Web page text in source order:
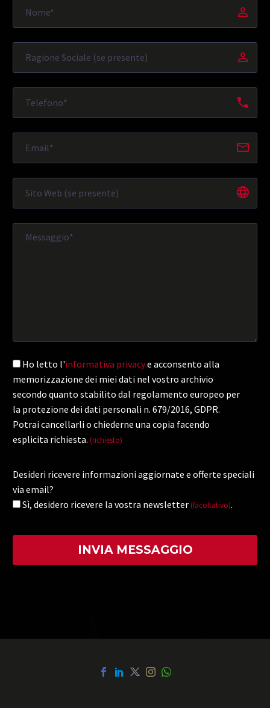
Ho letto l'informativa privacye acconsento alla
memorizzazione dei miei dati nel vostro archivio
secondo quanto stabilito dal regolamento europeo per
la protezione dei dati personali n. 679/2016, GDPR.
Potrai cancellarli o chiederne una copia facendo
esplicita richiesta. (richiesto)
Desideri ricevere informazioni aggiornate e offerte speciali
via email?
Sì, desidero ricevere la vostra newsletter (facoltativo).